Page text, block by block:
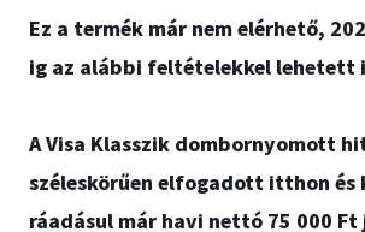
Ez a termék már nem elérhető,
ig az alábbi feltételekkel lehetett
A Visa Klasszik dombornyomott
széleskörűen elfogadott itthon
ráadásul már havi nettó 75 000